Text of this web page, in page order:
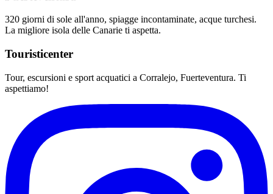
320 giorni di sole all'anno, spiagge incontaminate, acque turchesi.
La migliore isola delle Canarie ti aspetta.
Touristicenter
Tour, escursioni e sport acquatici a Corralejo, Fuerteventura. Ti
aspettiamo!